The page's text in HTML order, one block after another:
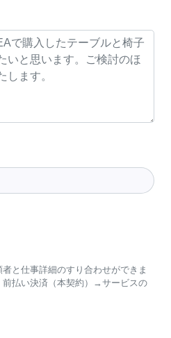
と仕事詳細のすり合わせができま
前払い決済（本契約）→サービスの